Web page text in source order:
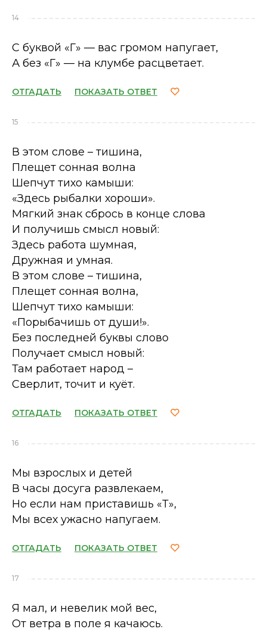
14
С буквой «Г» — вас громом напугает,
А без «Г» — на клумбе расцветает.
ОТГАДАТЬ ПОКАЗАТЬ ОТВЕТ
15
В этом слове – тишина,
Плещет сонная волна
Шепчут тихо камыши:
«Здесь рыбалки хороши».
Мягкий знак сбрось в конце слова
И получишь смысл новый:
Здесь работа шумная,
Дружная и умная.
В этом слове – тишина,
Плещет сонная волна,
Шепчут тихо камыши:
«Порыбачишь от души!».
Без последней буквы слово
Получает смысл новый:
Там работает народ –
Сверлит, точит и куёт.
ОТГАДАТЬ ПОКАЗАТЬ ОТВЕТ
16
Мы взрослых и детей
В часы досуга развлекаем,
Но если нам приставишь «Т»,
Мы всех ужасно напугаем.
ОТГАДАТЬ ПОКАЗАТЬ ОТВЕТ
17
Я мал, и невелик мой вес,
От ветра в поле я качаюсь.